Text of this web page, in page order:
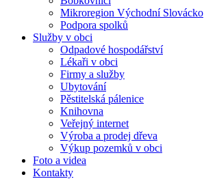
Mikroregion Východní Slovácko
Podpora spolků
Služby v obci
Odpadové hospodářství
Lékaři v obci
Firmy a služby
Ubytování
Pěstitelská pálenice
Knihovna
Veřejný internet
Výroba a prodej dřeva
Výkup pozemků v obci
Foto a videa
Kontakty